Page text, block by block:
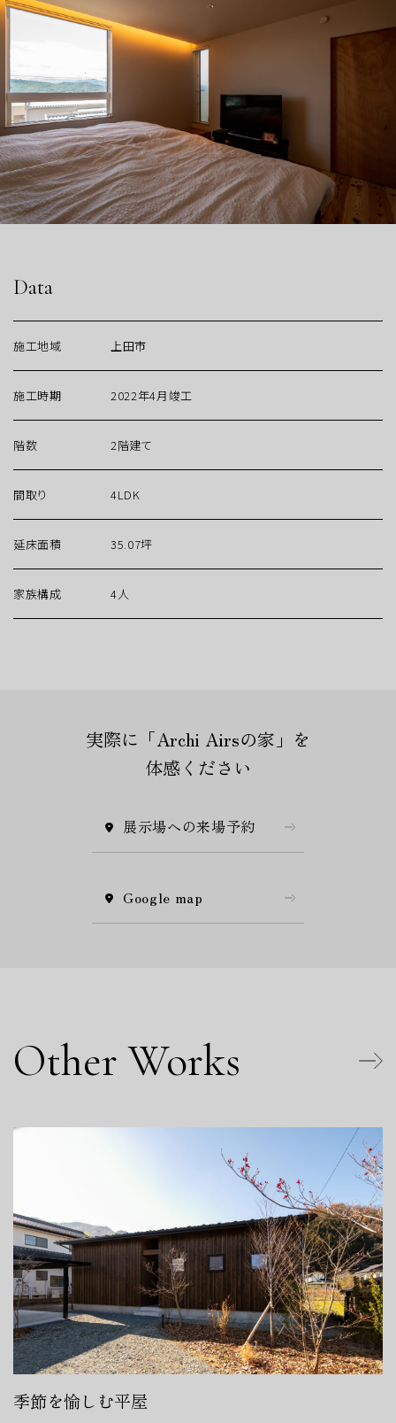
Data
施工地域 上田市
施工時期 2022年4月竣工
階数 2階建て
間取り 4LDK
延床面積 35.07坪
家族構成 4人
実際に「Archi Airsの家」を
体感ください
展示場への来場予約
Google map
Other Works
季節を愉しむ平屋